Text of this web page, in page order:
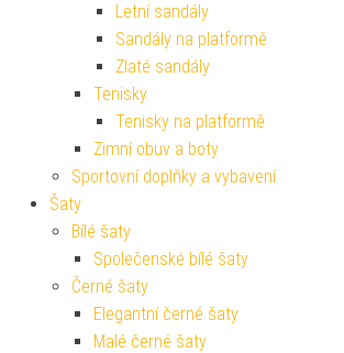
Letní sandály
Sandály na platformě
Zlaté sandály
Tenisky
Tenisky na platformě
Zimní obuv a boty
Sportovní doplňky a vybavení
Šaty
Bílé šaty
Společenské bílé šaty
Černé šaty
Elegantní černé šaty
Malé černé šaty